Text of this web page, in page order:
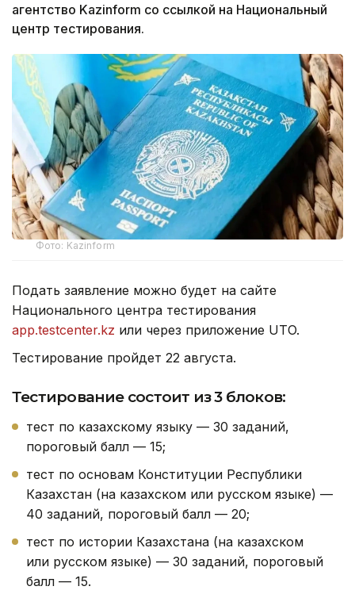
агентство Kazinform со ссылкой на Национальный
центр тестирования.
Фото: Kazinform
Подать заявление можно будет на сайте
Национального центра тестирования
app.testcenter.kz или через приложение UTO.
Тестирование пройдет 22 августа.
Тестирование состоит из 3 блоков:
тест по казахскому языку — 30 заданий,
пороговый балл — 15;
тест по основам Конституции Республики
Казахстан (на казахском или русском языке) —
40 заданий, пороговый балл — 20;
тест по истории Казахстана (на казахском
или русском языке) — 30 заданий, пороговый
балл — 15.